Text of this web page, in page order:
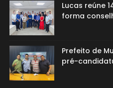
Lucas reúne
forma
Prefeito de
pré-